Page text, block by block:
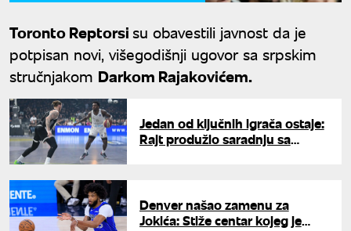
Toronto Reptorsisu obavestili javnost da je
potpisan novi, višegodišnji ugovor sa srpskim
stručnjakom Darkom Rajakovićem.
Jedan od ključnih igrača ostaje:
Rajt produžio saradnju sa
Denver našao zamenu za
Jokića: Stiže centar kojeg je